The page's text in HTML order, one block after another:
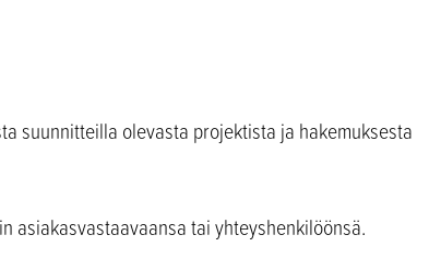
suunnitteilla olevasta projektista ja hakemuksesta
asiakasvastaavaansa tai yhteyshenkilöönsä.